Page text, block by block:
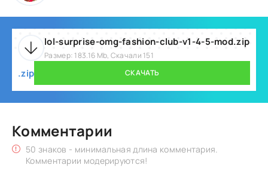
lol-surprise-omg-fashion-club-v1-4-5-mod.zip
Размер: 183.16 Mb, Скачали 151
.zip СКАЧАТЬ
Комментарии
50 знаков - минимальная длина комментария.
Комментарии модерируются!